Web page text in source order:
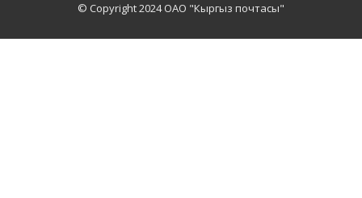
© Copyright 2024 ОАО "Кыргыз почтасы"